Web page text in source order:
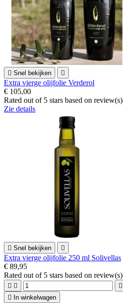
 Snel bekijken 
Extra vierge olijfolie Verderol
€ 105,00
Rated out of 5 stars based on review(s)
Zie details
 Snel bekijken 
Extra vierge olijfolie 250 ml Solivellas
€ 89,95
Rated out of 5 stars based on review(s)
  

In winkelwagen